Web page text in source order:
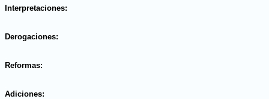
Interpretaciones:
Derogaciones:
Reformas:
Adiciones: